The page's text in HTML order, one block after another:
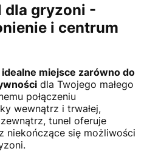
dla gryzoni -
i centrum
idealne miejsce zarówno do
dla Twojego małego
połączeniu
wewnątrz i trwałej,
tunel oferuje
niekończące się możliwości